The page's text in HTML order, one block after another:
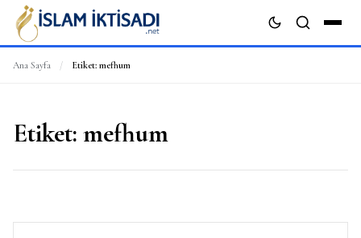
Ana Sayfa / Etiket: mefhum
Etiket: mefhum